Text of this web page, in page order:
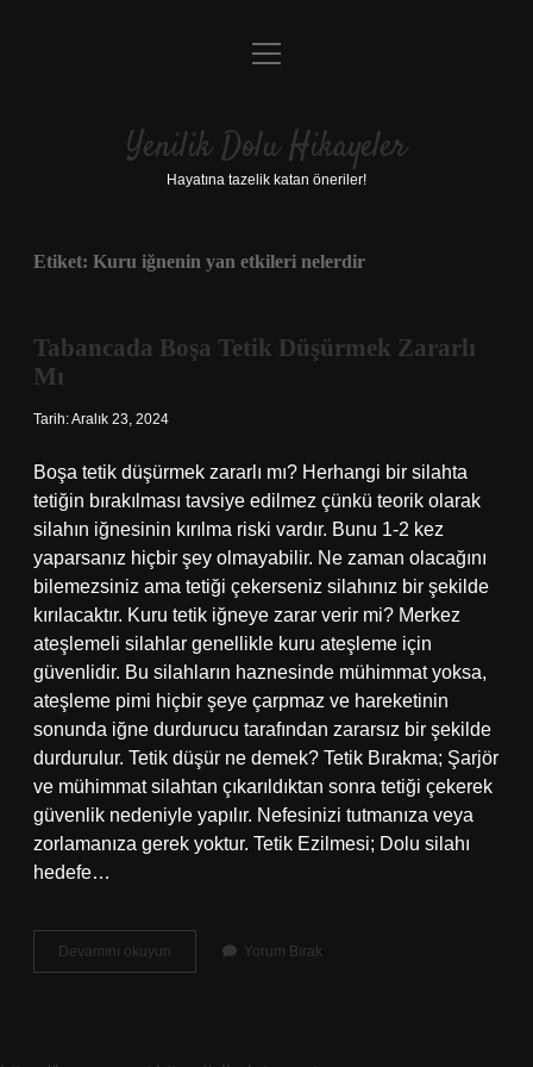
Anasayfa
Yasal Uyarı
menüyü
Yenilik Dolu Hikayeler
Hayatına tazelik katan öneriler!
Etiket: Kuru iğnenin yan etkileri nelerdir
Tabancada Boşa Tetik Düşürmek Zararlı
Mı
Tarih: Aralık 23, 2024
Boşa tetik düşürmek zararlı mı? Herhangi bir silahta
tetiğin bırakılması tavsiye edilmez çünkü teorik olarak
silahın iğnesinin kırılma riski vardır. Bunu 1-2 kez
yaparsanız hiçbir şey olmayabilir. Ne zaman olacağını
bilemezsiniz ama tetiği çekerseniz silahınız bir şekilde
kırılacaktır. Kuru tetik iğneye zarar verir mi? Merkez
ateşlemeli silahlar genellikle kuru ateşleme için
güvenlidir. Bu silahların haznesinde mühimmat yoksa,
ateşleme pimi hiçbir şeye çarpmaz ve hareketinin
sonunda iğne durdurucu tarafından zararsız bir şekilde
durdurulur. Tetik düşür ne demek? Tetik Bırakma; Şarjör
ve mühimmat silahtan çıkarıldıktan sonra tetiği çekerek
güvenlik nedeniyle yapılır. Nefesinizi tutmanıza veya
zorlamanıza gerek yoktur. Tetik Ezilmesi; Dolu silahı
hedefe…
Devamını okuyun Tabancada
Boşa
Yorum Bırak